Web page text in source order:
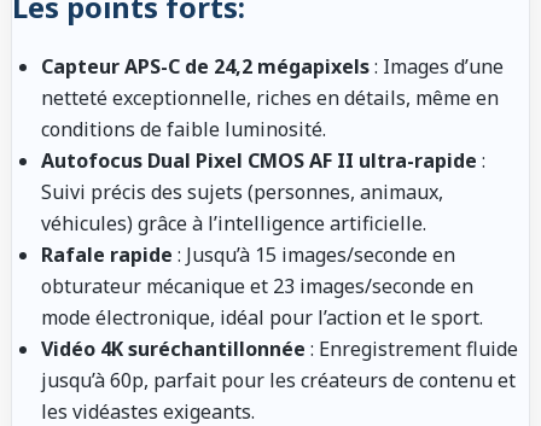
Capteur APS-C de 24,2 mégapixels: Images d’une
netteté exceptionnelle, riches en détails, même en
conditions de faible luminosité.
Autofocus Dual Pixel CMOS AF II ultra-rapide :
Suivi précis des sujets (personnes, animaux,
véhicules) grâce à l’intelligence artificielle.
Rafale rapide : Jusqu’à 15 images/seconde en
obturateur mécanique et 23 images/seconde en
mode électronique, idéal pour l’action et le sport.
Vidéo 4K suréchantillonnée : Enregistrement fluide
jusqu’à 60p, parfait pour les créateurs de contenu et
les vidéastes exigeants.